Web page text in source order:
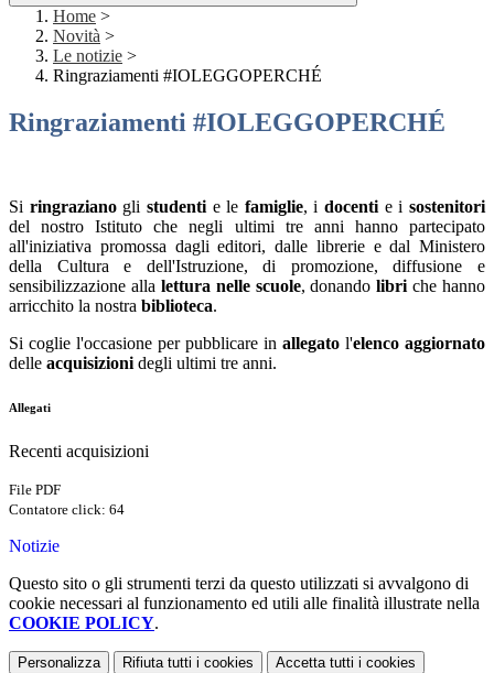
Home >
Novità >
Le notizie >
Ringraziamenti #IOLEGGOPERCHÉ
Ringraziamenti #IOLEGGOPERCHÉ
Si ringrazianogli studentie le famiglie, idocenti e isostenitori
del nostro Istituto che negli ultimi tre anni hanno partecipato
all'iniziativa promossa dagli editori, dalle librerie e dal Ministero
della Cultura e dell'Istruzione, di promozione, diffusione e
sensibilizzazione alla lettura nelle scuole, donandolibri che hanno
arricchito la nostra biblioteca.
Si coglie l'occasione per pubblicare in allegato l'elenco aggiornato
delle acquisizioni degli ultimi tre anni.
Allegati
Recenti acquisizioni
File PDF
Contatore click: 64
Notizie
Questo sito o gli strumenti terzi da questo utilizzati si avvalgono di
cookie necessari al funzionamento ed utili alle finalità illustrate nella
COOKIE POLICY.
Personalizza Rifiuta tutti i cookies Accetta tutti i cookies